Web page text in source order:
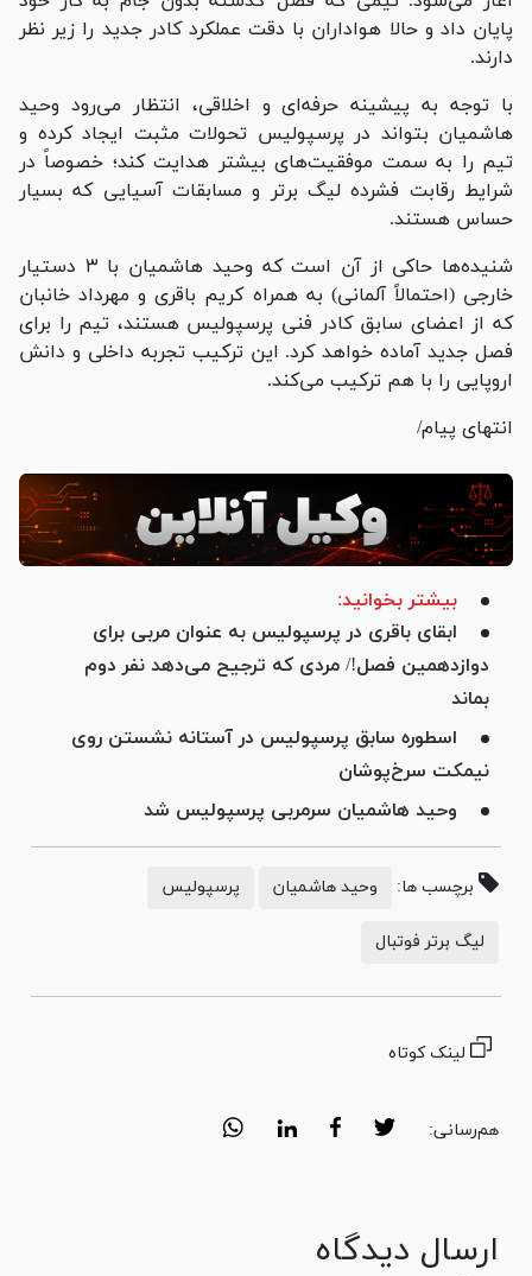
پایان داد و حالا هواداران با دقت عملکرد کادر جدید را زیر نظر
دارند.
با توجه به پیشینه حرفه‌ای و اخلاقی، انتظار می‌رود وحید
هاشمیان بتواند در پرسپولیس تحولات مثبت ایجاد کرده و
تیم را به سمت موفقیت‌های بیشتر هدایت کند؛ خصوصاً در
شرایط رقابت فشرده لیگ برتر و مسابقات آسیایی که بسیار
حساس هستند.
شنیده‌ها حاکی از آن است که وحید هاشمیان با ۳ دستیار
خارجی (احتمالاً آلمانی) به همراه کریم باقری و مهرداد خانبان
که از اعضای سابق کادر فنی پرسپولیس هستند، تیم را برای
فصل جدید آماده خواهد کرد. این ترکیب تجربه داخلی و دانش
اروپایی را با هم ترکیب می‌کند.
انتهای پیام/
بیشتر بخوانید:
ابقای باقری در پرسپولیس به عنوان مربی برای
دوازدهمین فصل!/ مردی که ترجیح می‌دهد نفر دوم
بماند
اسطوره سابق پرسپولیس در آستانه نشستن روی
نیمکت سرخ‌پوشان
وحید هاشمیان سرمربی پرسپولیس شد
برچسب ها: وحید هاشمیان پرسپولیس
لیگ برتر فوتبال
لینک کوتاه
هم‌رسانی:
ارسال دیدگاه